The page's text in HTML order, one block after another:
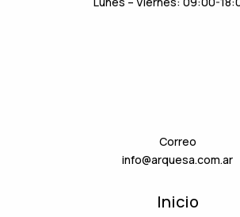
Correo
info@arquesa.com.ar
Inicio